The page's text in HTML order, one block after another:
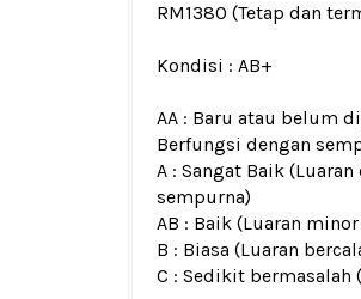
RM1380 (Tetap dan
Kondisi : AB+
AA : Baru atau belum
Berfungsi dengan
A : Sangat Baik
sempurna)
AB : Baik (Luaran
B : Biasa (Luaran
C : Sedikit bermasalah